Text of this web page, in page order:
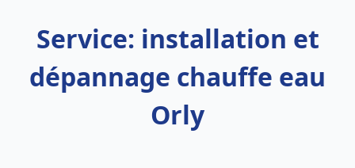
Service: installation et
dépannage chauffe eau
Orly